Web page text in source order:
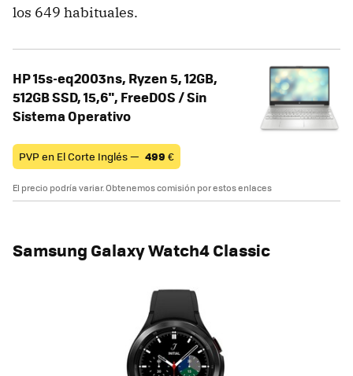
los 649 habituales.
HP 15s-eq2003ns, Ryzen 5, 12GB,
512GB SSD, 15,6", FreeDOS / Sin
Sistema Operativo
PVP en El Corte Inglés — 499 €
El precio podría variar. Obtenemos comisión por estos enlaces
Samsung Galaxy Watch4 Classic